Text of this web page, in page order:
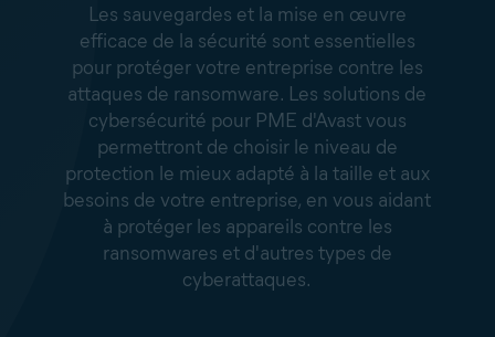
Les sauvegardes et la mise en œuvre
efficace de la sécurité sont essentielles
pour protéger votre entreprise contre les
attaques de ransomware. Les solutions de
cybersécurité pour PME d'Avast vous
permettront de choisir le niveau de
protection le mieux adapté à la taille et aux
besoins de votre entreprise, en vous aidant
à protéger les appareils contre les
ransomwares et d'autres types de
cyberattaques.